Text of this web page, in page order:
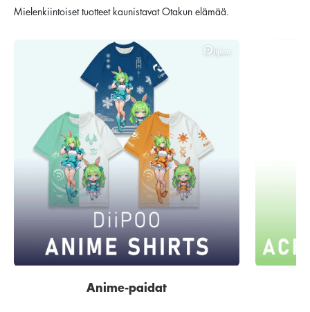
Mielenkiintoiset tuotteet kaunistavat Otakun elämää.
Anime-paidat